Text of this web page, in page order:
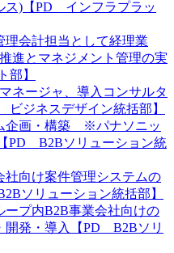
ス)【PD インフラプラッ
理会計担当として経理業
進とマネジメント管理の実
部】
ネージャ、導入コンサルタ
ジネスデザイン統括部】
企画・構築 ※パナソニッ
PD B2Bソリューション統
社向け案件管理システムの
ソリューション統括部】
ープ内B2B事業会社向けの
開発・導入【PD B2Bソリ